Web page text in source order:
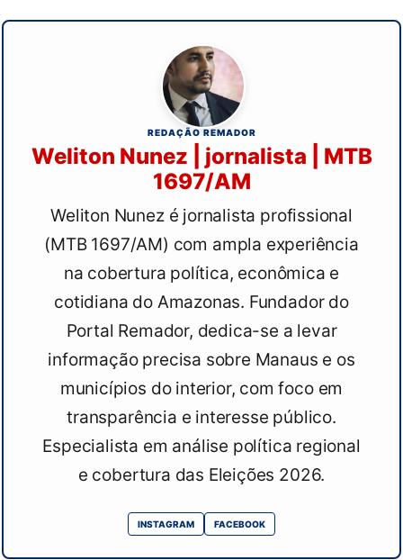
REDAÇÃO REMADOR
Weliton Nunez | jornalista | MTB
1697/AM
Weliton Nunez é jornalista profissional
(MTB 1697/AM) com ampla experiência
na cobertura política, econômica e
cotidiana do Amazonas. Fundador do
Portal Remador, dedica-se a levar
informação precisa sobre Manaus e os
municípios do interior, com foco em
transparência e interesse público.
Especialista em análise política regional
e cobertura das Eleições 2026.
INSTAGRAM FACEBOOK